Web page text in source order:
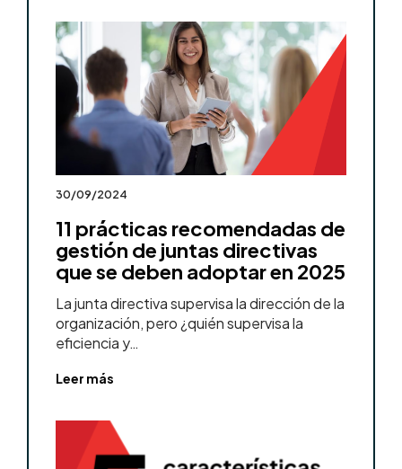
30/09/2024
11 prácticas recomendadas de
gestión de juntas directivas
que se deben adoptar en 2025
La junta directiva supervisa la dirección de la
organización, pero ¿quién supervisa la
eficiencia y…
Leer más